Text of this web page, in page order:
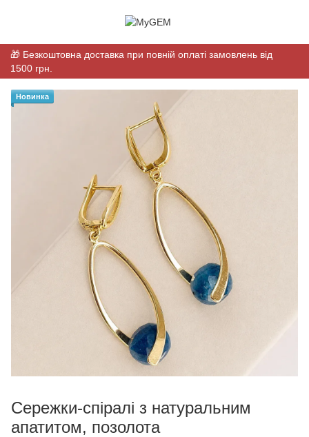
🎁 Безкоштовна доставка при повній оплаті замовлень від
1500 грн.
Новинка
Сережки-спіралі з натуральним
апатитом, позолота